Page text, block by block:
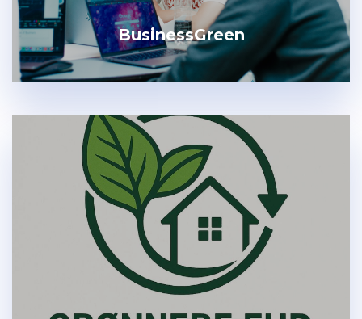
BusinessGreen